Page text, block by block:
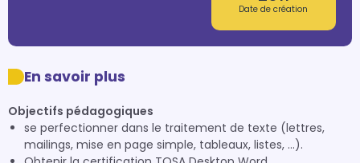
Date de création
En savoir plus
Objectifs pédagogiques
se perfectionner dans le traitement de texte (lettres,
mailings, mise en page simple, tableaux, listes, …).